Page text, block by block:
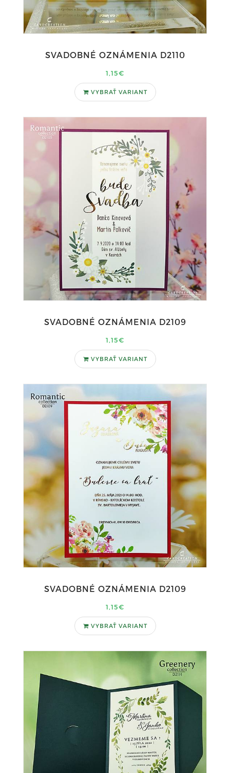
SVADOBNÉ OZNÁMENIA D2110
1,15€
VYBRAŤ VARIANT
SVADOBNÉ OZNÁMENIA D2109
1,15€
VYBRAŤ VARIANT
SVADOBNÉ OZNÁMENIA D2109
1,15€
VYBRAŤ VARIANT